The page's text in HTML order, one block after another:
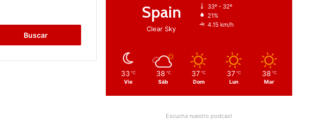
Spain
Clear Sky
33º - 32º
21%
4.15 km/h
33 ℃
Vie
38 ℃
Sáb
37 ℃
Dom
37 ℃
Lun
38 ℃
Mar
Escucha nuestro podcast